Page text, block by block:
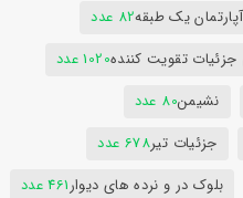
آپارتمان یک طبقه82 عدد
تقویت کننده1020 عدد
نشیمن80 عدد
جزئیات تیر678 عدد
بلوک در و نرده های دیوار461 عدد